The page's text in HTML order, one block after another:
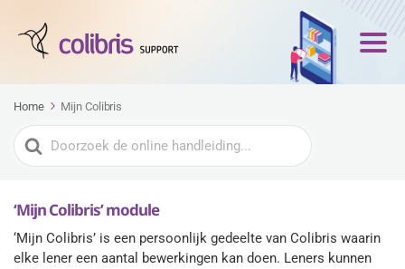
Home Mijn Colibris
Zoeken
naar
‘Mijn Colibris’ module
‘Mijn Colibris’ is een persoonlijk gedeelte van Colibris waarin
elke lener een aantal bewerkingen kan doen. Leners kunnen